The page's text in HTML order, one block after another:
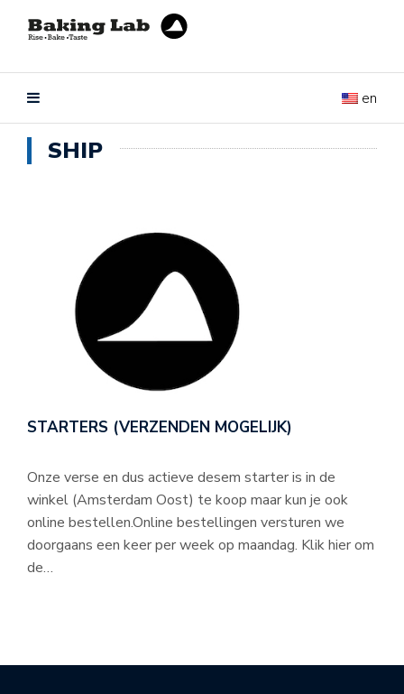
en
SHIP
STARTERS (VERZENDEN MOGELIJK)
Onze verse en dus actieve desem starter is in de
winkel (Amsterdam Oost) te koop maar kun je ook
online bestellen.Online bestellingen versturen we
doorgaans een keer per week op maandag. Klik hier om
de…